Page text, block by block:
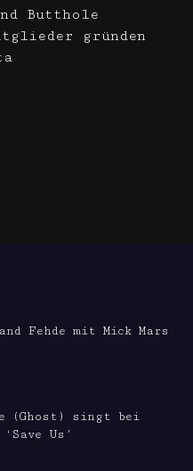
Butthole
gründen
Fehde mit Mick Mars
(Ghost) singt bei
Us’